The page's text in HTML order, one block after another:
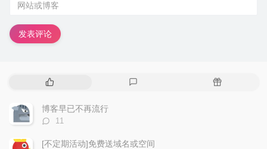
发表评论
热
文
章
随
博客早已不再流行
评
数：
11
[不定期活动]免费送域名或空间